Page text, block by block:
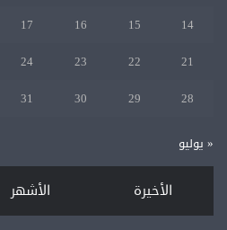
14
15
16
17
21
22
23
24
28
29
30
31
« يوليو
الأخيرة الأشهر